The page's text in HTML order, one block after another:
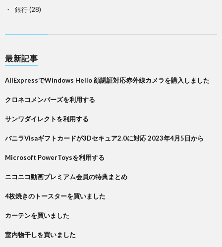
銀行(28)
最新記事
AliExpressでWindows Hello 顔認証対応赤外線カメラを購入しました
クロネコメンバーズを利用する
サンワダイレクトを利用する
バニラVisaギフトカードが3Dセキュア2.0に対応 2023年4月5日から
Microsoft PowerToysを利用する
ニコニコ動画プレミアム会員の特典まとめ
4枚焼きのトースターを買いました
カーテンを買いました
室内物干しを買いました